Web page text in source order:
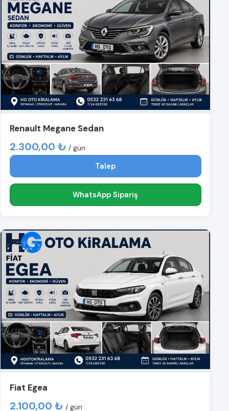
Renault Megane Sedan
2.300,00 ₺ / gün
Talep
WhatsApp Sipariş
Fiat Egea
2.100,00 ₺ / gün